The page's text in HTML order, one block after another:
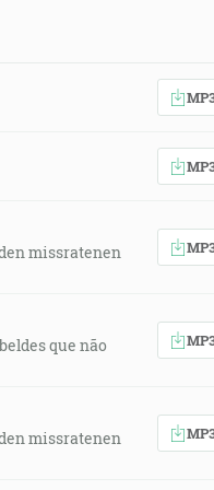
missratenen
que não
missratenen